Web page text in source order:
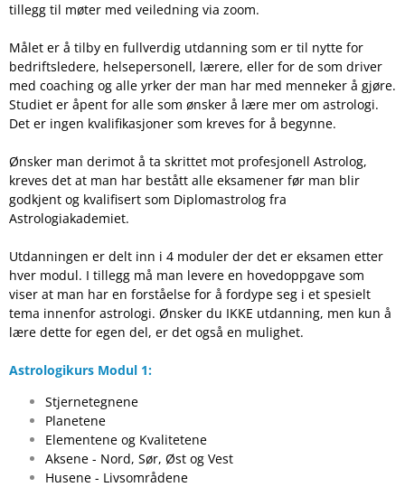
tillegg til møter med veiledning via zoom.
Målet er å tilby en fullverdig utdanning som er til nytte for
bedriftsledere, helsepersonell, lærere, eller for de som driver
med coaching og alle yrker der man har med menneker å gjøre.
Studiet er åpent for alle som ønsker å lære mer om astrologi.
Det er ingen kvalifikasjoner som kreves for å begynne.
Ønsker man derimot å ta skrittet mot profesjonell Astrolog,
kreves det at man har bestått alle eksamener før man blir
godkjent og kvalifisert som Diplomastrolog fra
Astrologiakademiet.
Utdanningen er delt inn i 4 moduler der det er eksamen etter
hver modul. I tillegg må man levere en hovedoppgave som
viser at man har en forståelse for å fordype seg i et spesielt
tema innenfor astrologi. Ønsker du IKKE utdanning, men kun å
lære dette for egen del, er det også en mulighet.
Astrologikurs Modul 1:
Stjernetegnene
Planetene
Elementene og Kvalitetene
Aksene - Nord, Sør, Øst og Vest
Husene - Livsområdene